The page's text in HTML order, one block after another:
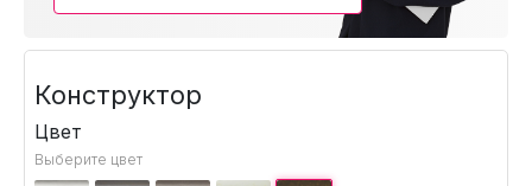
Конструктор
Цвет
Выберите цвет